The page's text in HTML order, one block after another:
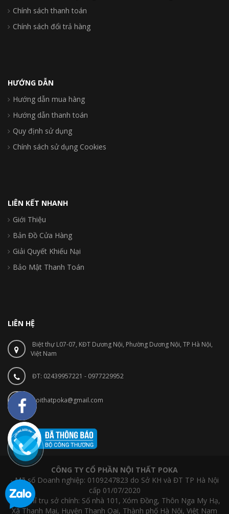
Chính sách thanh toán
Chính sách đổi trả hàng
HƯỚNG DẪN
Hướng dẫn mua hàng
Hướng dẫn thanh toán
Quy định sử dụng
Chính sách sử dụng Cookies
LIÊN KẾT NHANH
Giới Thiệu
Bản Đồ Cửa Hàng
Giải Quyết Khiếu Nại
Bảo Mật Thanh Toán
LIÊN HỆ
Biệt thự L07-07, KĐT Dương Nội, Phường Dương Nội, TP Hà Nội,
Việt Nam
ĐT: 02439957221 - 0977229952
noithatpoka@gmail.com
CÔNG TY CỔ PHẦN NỘI THẤT POKA
- Mã số Doanh nghiệp: 0109247823 do Sở KH và ĐT TP Hà Nội
cấp 01/07/2020
- Địa chỉ trụ sở chính: Số nhà 101, Xóm Đồng, Thôn Nga My Hạ,
Xã Thanh Mai, Huyện Thanh Oai, Thành phố Hà Nội, Việt Nam